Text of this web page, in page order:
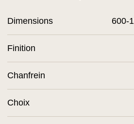
Dimensions 600-
Finition
Chanfrein
Choix